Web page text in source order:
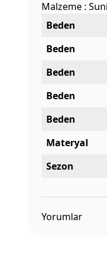
Malzeme :
Beden
Beden
Beden
Beden
Beden
Materyal
Sezon
Yorumlar